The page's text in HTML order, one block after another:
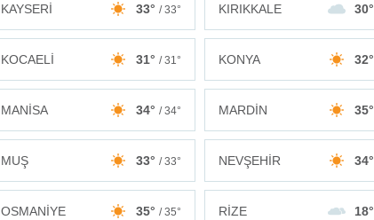
KAYSERİ 33° / 33° KIRIKKALE 30°
KOCAELİ 31° / 31° KONYA 32°
MANİSA 34° / 34° MARDİN 35°
MUŞ 33° / 33° NEVŞEHİR 34°
OSMANİYE 35° / 35° RİZE 18°